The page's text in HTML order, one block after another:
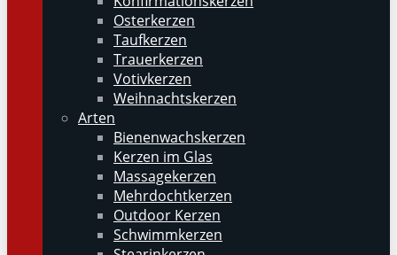
Osterkerzen
Taufkerzen
Trauerkerzen
Votivkerzen
Weihnachtskerzen
Arten
Bienenwachskerzen
Kerzen im Glas
Massagekerzen
Mehrdochtkerzen
Outdoor Kerzen
Schwimmkerzen